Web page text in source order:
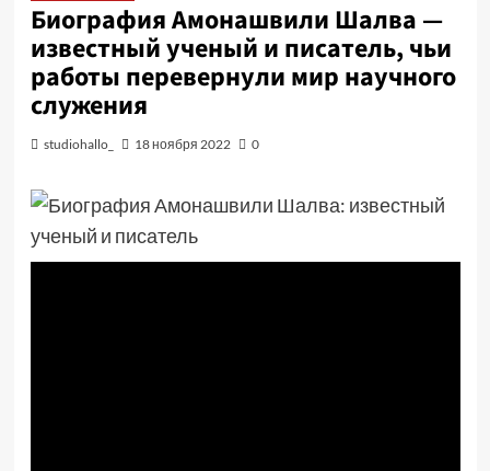
Биография Амонашвили Шалва —
известный ученый и писатель, чьи
работы перевернули мир научного
служения
studiohallo_ 18 ноября 2022 0